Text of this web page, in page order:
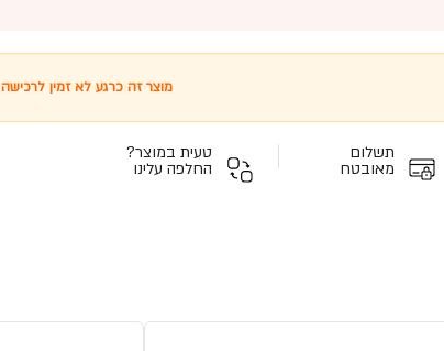
מוצר זה כרגע לא זמין לרכישה
תשלום
מאובטח
טעית במוצר?
החלפה עלינו